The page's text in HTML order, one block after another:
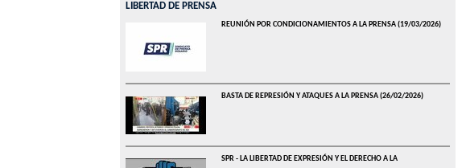
LIBERTAD DE PRENSA
REUNIÓN POR CONDICIONAMIENTOS A LA PRENSA(19/03/2026)
BASTA DE REPRESIÓN Y ATAQUES A LA PRENSA(26/02/2026)
SPR - LA LIBERTAD DE EXPRESIÓN Y EL DERECHO A LA